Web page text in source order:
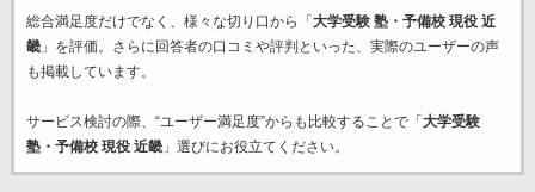
総合満足度だけでなく、様々な切り口から「 大学受験 塾・予備校 現役 近
畿」を評価。さらに回答者の口コミや評判といった、実際のユーザーの声
も掲載しています。
サービス検討の際、“ユーザー満足度”からも比較することで「 大学受験
塾・予備校 現役 近畿」選びにお役立てください。